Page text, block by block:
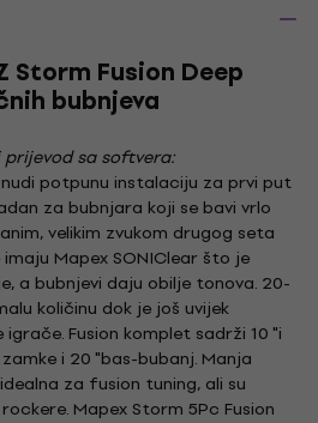
Storm Fusion Deep
bubnjeva
sa softvera:
potpunu instalaciju za prvi put
za bubnjara koji se bavi vrlo
velikim zvukom drugog seta
Mapex SONIClear što je
a bubnjevi daju obilje tonova. 20-
količinu dok je još uvijek
Fusion komplet sadrži 10 "i
i 20 "bas-bubanj. Manja
za fusion tuning, ali su
Mapex Storm 5Pc Fusion